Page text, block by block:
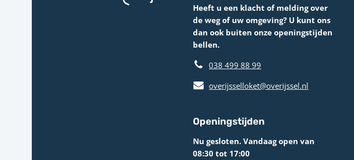
Heeft u een klacht of melding over
de weg of uw omgeving? U kunt ons
dan ook buiten onze openingstijden
bellen.
038 499 88 99
overijsselloket@overijssel.nl
Openingstijden
Nu gesloten. Vandaag open van
08:30 tot 17:00